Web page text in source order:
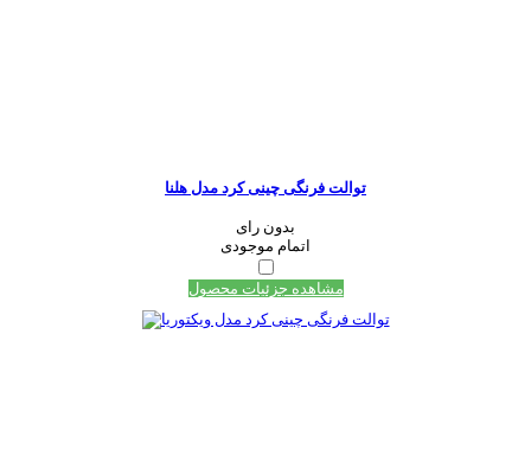
توالت فرنگی چینی کرد مدل هلنا
بدون رای
اتمام موجودی
مشاهده جزئیات محصول